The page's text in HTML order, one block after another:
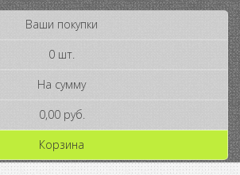
Ваши покупки
0 шт.
На сумму
0,00 руб.
Корзина